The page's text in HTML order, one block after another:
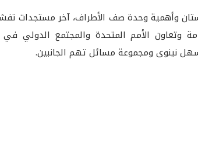
وأهمية وحدة صف الأطراف، آخر مستجدات
وتعاون الأمم المتحدة والمجتمع
سهل نينوى ومجموعة مسائل تهم الجانبين.